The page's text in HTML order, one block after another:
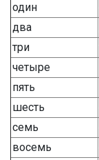
один
два
три
четыре
пять
шесть
семь
восемь